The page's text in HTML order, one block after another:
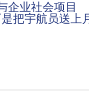
企业社会项目
把宇航员送上